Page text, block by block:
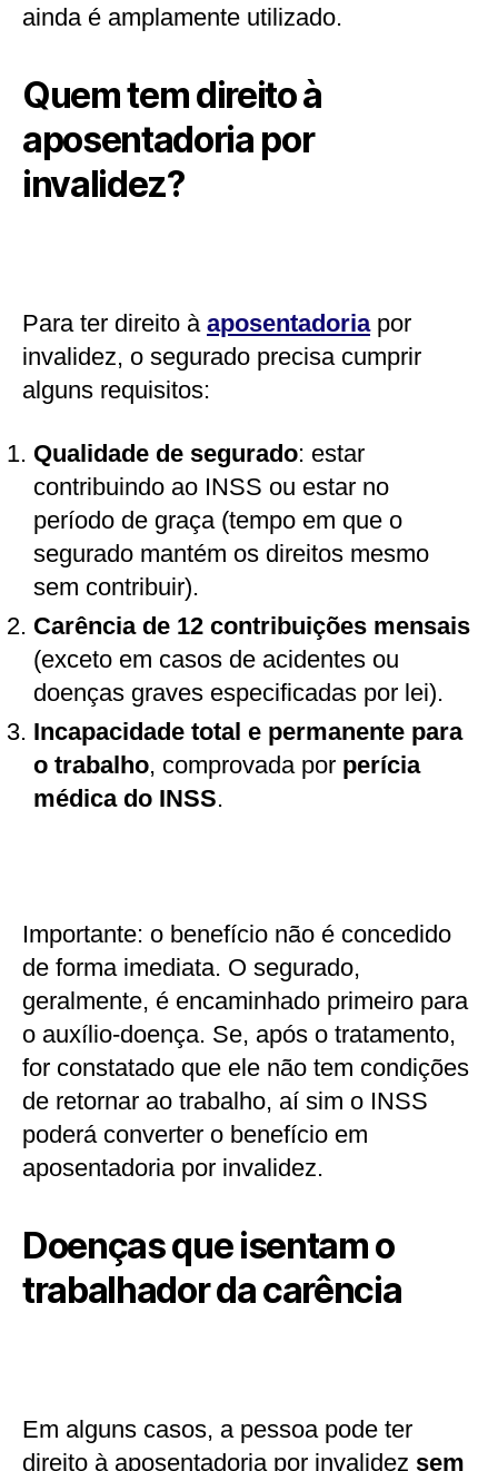
ainda é amplamente utilizado.
Quem tem direito à
aposentadoria por
invalidez?
Para ter direito à aposentadoriapor
invalidez, o segurado precisa cumprir
alguns requisitos:
Qualidade de segurado: estar
contribuindo ao INSS ou estar no
período de graça (tempo em que o
segurado mantém os direitos mesmo
sem contribuir).
Carência de 12 contribuições mensais
(exceto em casos de acidentes ou
doenças graves especificadas por lei).
Incapacidade total e permanente para
o trabalho, comprovada por perícia
médica do INSS.
Importante: o benefício não é concedido
de forma imediata. O segurado,
geralmente, é encaminhado primeiro para
o auxílio-doença. Se, após o tratamento,
for constatado que ele não tem condições
de retornar ao trabalho, aí sim o INSS
poderá converter o benefício em
aposentadoria por invalidez.
Doenças que isentam o
trabalhador da carência
Em alguns casos, a pessoa pode ter
direito à aposentadoria por invalidez sem